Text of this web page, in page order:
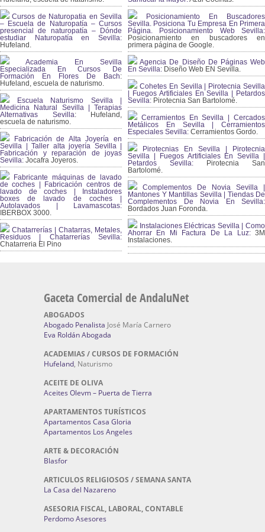
Cursos de Naturopatia en Sevilla
– Escuela de Naturopatía – Cursos
presencial de naturopatía – Dónde
estudiar Naturopatía en Sevilla:
Hufeland.
Academia En Sevilla
Especializada En Cursos De
Formación En Flores De Bach:
Hufeland, escuela de naturismo.
Escuela Naturismo Sevilla |
Medicina Natural Sevilla | Terapias
Alternativas Sevilla: Hufeland,
escuela de naturismo.
Fabricación de Alta Joyería en
Sevilla | Taller alta joyería Sevilla |
Fabricación y reparación de joyas
Sevilla: Jocafra Joyeros.
Fabricante máquinas de lavado
de coches | Fabricación centros de
lavado de coches | Instaladores
boxes de lavado de coches |
Autolavados | Lavamascotas:
IBERBOX 3000.
Chatarrerías | Chatarras, Metales,
Residuos | Chatarrerías Sevilla:
Chatarreria El Pino
Posicionamiento En Buscadores
Sevilla. Posiciona Tu Empresa En Primera
Página. Posicionamiento Web Sevilla:
Posicionamiento en buscadores en
primera página de Google.
Agencia De Diseño De Páginas Web
En Sevilla: Diseño Web EN Sevilla.
Cohetes En Sevilla | Pirotecnia Sevilla
| Fuegos Artificiales En Sevilla | Petardos
Sevilla: Pirotecnia San Bartolomé.
Cerramientos En Sevilla | Cercados
Metálicos En Sevilla | Cerramientos
Especiales Sevilla: Cerramientos Gordo.
Pirotecnias En Sevilla | Pirotecnia
Sevilla | Fuegos Artificiales En Sevilla |
Petardos Sevilla: Pirotecnia San
Bartolomé.
Complementos De Novia Sevilla |
Mantones Y Mantillas Sevilla | Tiendas De
Complementos De Novia En Sevilla:
Bordados Juan Foronda.
Instalaciones Eléctricas Sevilla | Como
Ahorrar En Mi Factura De La Luz:3M
Instalaciones.
Gaceta Comercial de AndaluNet
ABOGADOS
Abogado Penalista José María Carnero
Eva Roldán Abogada
ACADEMIAS / CURSOS DE FORMACIÓN
Hufeland, Naturismo
ACEITE DE OLIVA
Aceites Olevm – Puerta de Tierra
APARTAMENTOS TURÍSTICOS
Apartamentos Casa Gloria
Apartamentos Los Angeles
ARTE & DECORACIÓN
Blasfor
ARTICULOS RELIGIOSOS / SEMANA SANTA
La Casa del Nazareno
ASESORIA FISCAL, LABORAL, CONTABLE
Perdomo Asesores